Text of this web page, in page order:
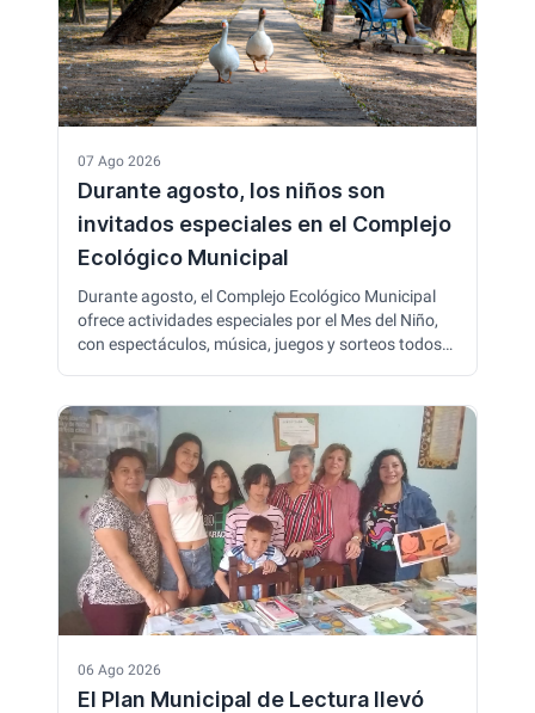
07 Ago 2026
Durante agosto, los niños son
invitados especiales en el Complejo
Ecológico Municipal
Durante agosto, el Complejo Ecológico Municipal
ofrece actividades especiales por el Mes del Niño,
con espectáculos, música, juegos y sorteos todos
disfrutar de las instalaciones y propuestas al aire
libre.
06 Ago 2026
El Plan Municipal de Lectura llevó